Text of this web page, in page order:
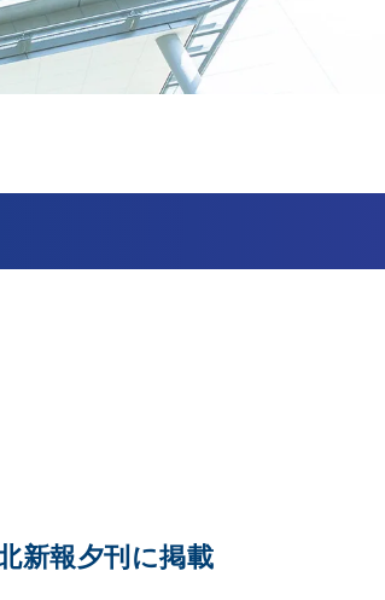
新報夕刊に掲載